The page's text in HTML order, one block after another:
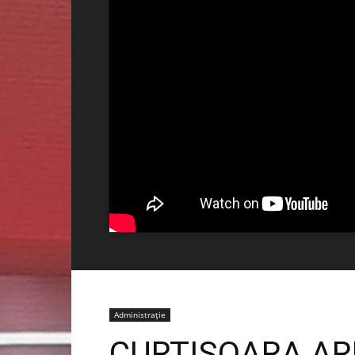
Administrație